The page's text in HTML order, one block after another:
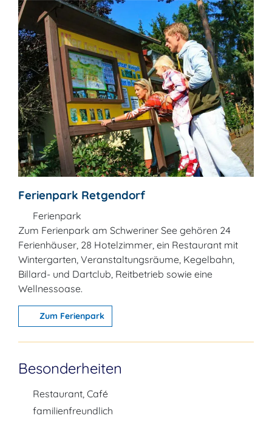
Ferienpark Retgendorf
Ferienpark
Zum Ferienpark am Schweriner See gehören 24
Ferienhäuser, 28 Hotelzimmer, ein Restaurant mit
Wintergarten, Veranstaltungsräume, Kegelbahn,
Billard- und Dartclub, Reitbetrieb sowie eine
Wellnessoase.
Zum Ferienpark
Besonderheiten
Restaurant, Café
familienfreundlich